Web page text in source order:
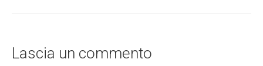
Lascia un commento